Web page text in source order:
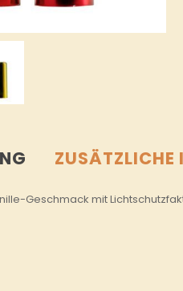
ZUSÄTZLICHE
Geschmack mit